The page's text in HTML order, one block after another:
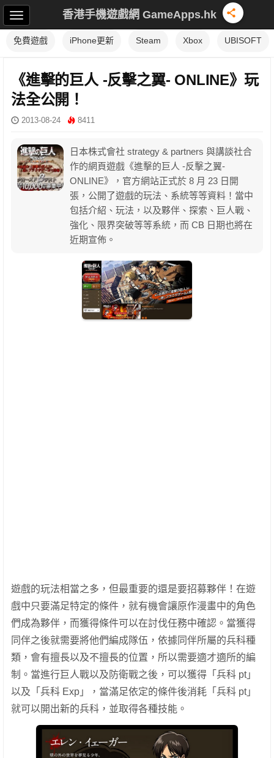
香港手機遊戲網 GameApps.hk
免費遊戲 iPhone更新 Steam Xbox UBISOFT
《進擊的巨人 -反擊之翼- ONLINE》玩
法全公開！
2013-08-24 8411
日本株式會社 strategy & partners 與講談社合
作的網頁遊戲《進擊的巨人 -反擊之翼-
ONLINE》，官方網站正式於 8 月 23 日開
張，公開了遊戲的玩法、系統等等資料！當中
包括介紹、玩法，以及夥伴、探索、巨人戰、
強化、限界突破等等系統，而 CB 日期也將在
近期宣佈。
遊戲的玩法相當之多，但最重要的還是要招募夥伴！在遊
戲中只要滿足特定的條件，就有機會讓原作漫畫中的角色
們成為夥伴，而獲得條件可以在討伐任務中確認。當獲得
同伴之後就需要將他們編成隊伍，依據同伴所屬的兵科種
類，會有擅長以及不擅長的位置，所以需要適才適所的編
制。當進行巨人戰以及防衛戰之後，可以獲得「兵科 pt」
以及「兵科 Exp」，當滿足依定的條件後消耗「兵科 pt」
就可以開出新的兵科，並取得各種技能。